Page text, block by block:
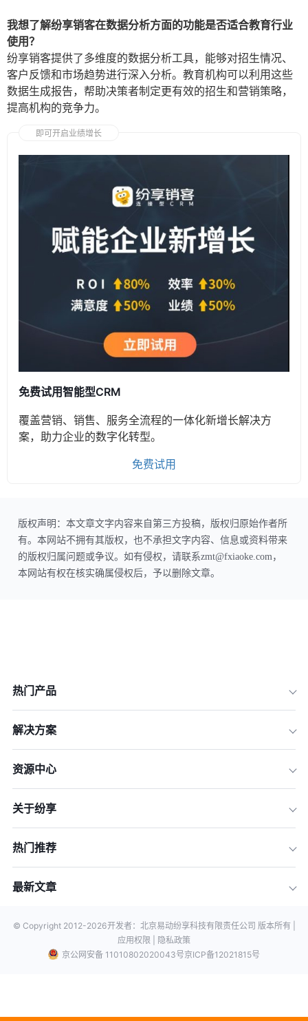
我想了解纷享销客在数据分析方面的功能是否适合教育行业
使用？
纷享销客提供了多维度的数据分析工具，能够对招生情况、
客户反馈和市场趋势进行深入分析。教育机构可以利用这些
数据生成报告，帮助决策者制定更有效的招生和营销策略，
提高机构的竞争力。
即可开启业绩增长
免费试用智能型CRM
覆盖营销、销售、服务全流程的一体化新增长解决方
案，助力企业的数字化转型。
免费试用
版权声明：本文章文字内容来自第三方投稿，版权归原始作者所
有。本网站不拥有其版权，也不承担文字内容、信息或资料带来
的版权归属问题或争议。如有侵权，请联系zmt@fxiaoke.com，
本网站有权在核实确属侵权后，予以删除文章。
热门产品
解决方案
资源中心
关于纷享
热门推荐
最新文章
© Copyright 2012-2026开发者：北京易动纷享科技有限责任公司 版本所有 |
应用权限 |
隐私政策
京公网安备 11010802020043号京ICP备12021815号